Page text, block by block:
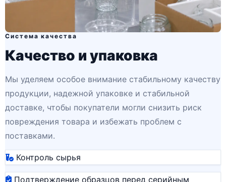
Система качества
Качество и упаковка
Мы уделяем особое внимание стабильному качеству
продукции, надежной упаковке и стабильной
доставке, чтобы покупатели могли снизить риск
повреждения товара и избежать проблем с
поставками.
Контроль сырья
Подтверждение образцов перед серийным